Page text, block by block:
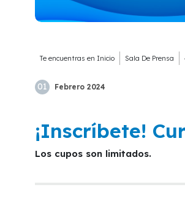
Te encuentras en Inicio Sala De Prensa
01 Febrero2024
¡Inscríbete!
Los cupos son limitados.